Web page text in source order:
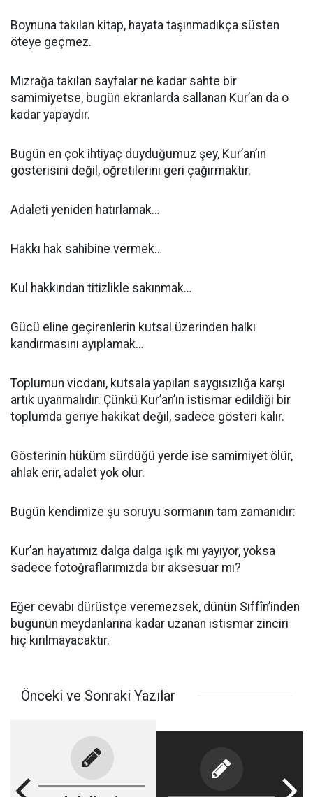
Boynuna takılan kitap, hayata taşınmadıkça süsten
öteye geçmez.
Mızrağa takılan sayfalar ne kadar sahte bir
samimiyetse, bugün ekranlarda sallanan Kur’an da o
kadar yapaydır.
Bugün en çok ihtiyaç duyduğumuz şey, Kur’an’ın
gösterisini değil, öğretilerini geri çağırmaktır.
Adaleti yeniden hatırlamak…
Hakkı hak sahibine vermek…
Kul hakkından titizlikle sakınmak…
Gücü eline geçirenlerin kutsal üzerinden halkı
kandırmasını ayıplamak…
Toplumun vicdanı, kutsala yapılan saygısızlığa karşı
artık uyanmalıdır. Çünkü Kur’an’ın istismar edildiği bir
toplumda geriye hakikat değil, sadece gösteri kalır.
Gösterinin hüküm sürdüğü yerde ise samimiyet ölür,
ahlak erir, adalet yok olur.
Bugün kendimize şu soruyu sormanın tam zamanıdır:
Kur’an hayatımız dalga dalga ışık mı yayıyor, yoksa
sadece fotoğraflarımızda bir aksesuar mı?
Eğer cevabı dürüstçe veremezsek, dünün Sıffîn’inden
bugünün meydanlarına kadar uzanan istismar zinciri
hiç kırılmayacaktır.
Önceki ve Sonraki Yazılar